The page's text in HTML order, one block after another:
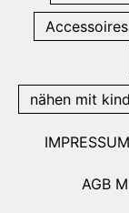
Accessoires
nähen mit
IMPRESSUM
AGB